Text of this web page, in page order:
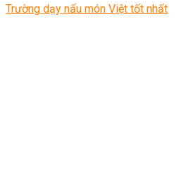
Trường dạy nấu món Việt tốt nhất